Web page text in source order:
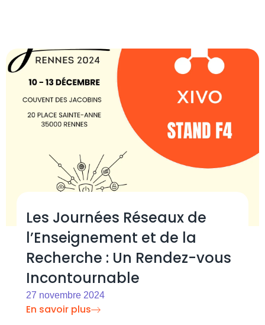
Les Journées Réseaux de
l’Enseignement et de la
Recherche : Un Rendez-vous
Incontournable
27 novembre 2024
En savoir plus